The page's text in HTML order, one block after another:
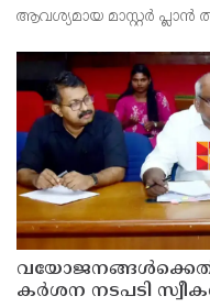
ആവശ്യമായ മാസ്റ്റർ പ്ലാൻ
ഡിപ്പോയ്ക്ക് നാല്
കർശന നടപടി